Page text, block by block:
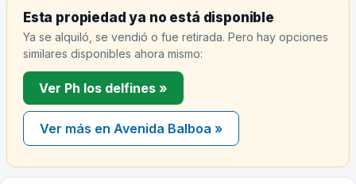
Esta propiedad ya no está disponible
Ya se alquiló, se vendió o fue retirada. Pero hay opciones
similares disponibles ahora mismo:
Ver Ph los delfines »
Ver más en Avenida Balboa »